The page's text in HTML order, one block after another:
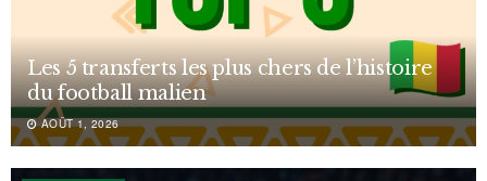
Les 5 transferts les plus chers de l’histoire
du football malien
AOÛT 1, 2026